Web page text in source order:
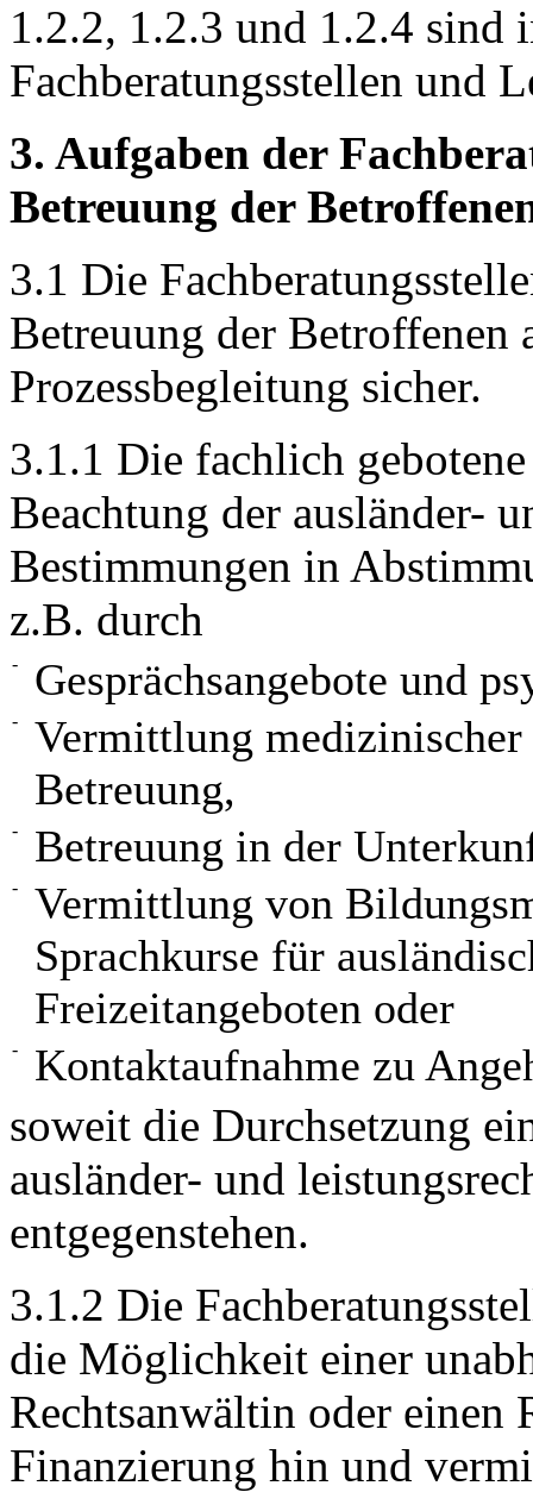
1.2.2, 1.2.3 und 1.2.4 sind
Fachberatungsstellen und
3. Aufgaben der
Betreuung der
3.1 Die
Betreuung der Betroffenen
Prozessbegleitung sicher.
3.1.1 Die fachlich
Beachtung der ausländer-
Bestimmungen in
z.B. durch
- Gesprächsangebote und
-
Vermittlung medizinischer
Betreuung,
- Betreuung in der
-
Vermittlung von
Sprachkurse für
Freizeitangeboten oder
- Kontaktaufnahme zu
soweit die Durchsetzung
ausländer- und
entgegenstehen.
3.1.2 Die
die Möglichkeit einer
Rechtsanwältin oder einen
Finanzierung hin und